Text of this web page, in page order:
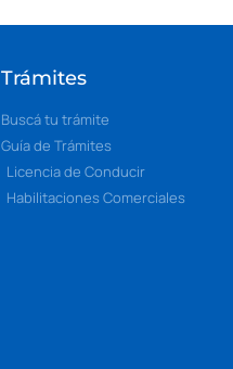
Trámites
Buscá tu trámite
Guía de Trámites
Licencia de Conducir
Habilitaciones Comerciales